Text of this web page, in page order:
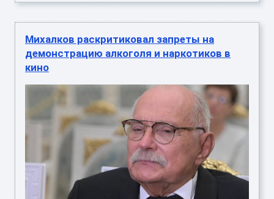
Михалков раскритиковал запреты на
демонстрацию алкоголя и наркотиков в
кино